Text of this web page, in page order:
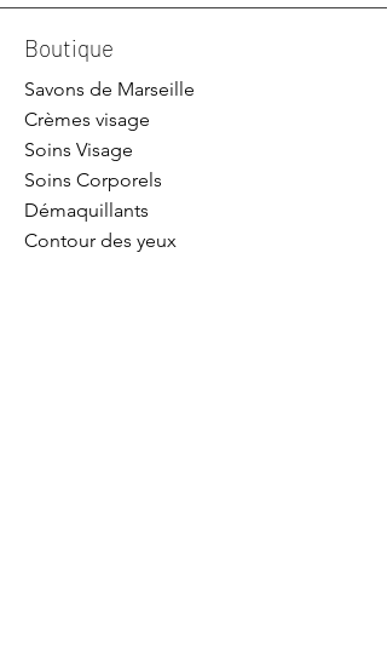
Boutique
Savons de Marseille
Crèmes visage
Soins Visage
Soins Corporels
Démaquillants
Contour des yeux